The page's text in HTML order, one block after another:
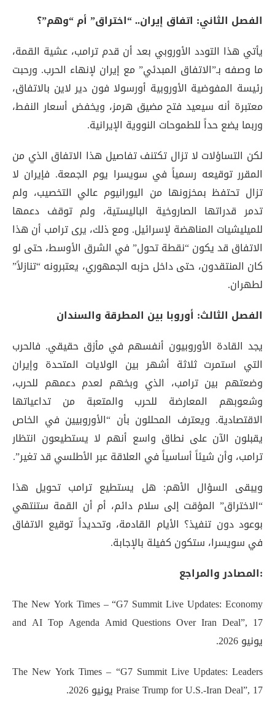
الفصل الثاني: اتفاق إيران.. “اختراق” أم “وهم”؟
يأتي هذا التودد الأوروبي بعد أن قدم ترامب، عشية القمة،
ما وصفه بـ”الاتفاق المبدئي” مع إيران لإنهاء الحرب. ورحبت
رئيسة المفوضية الأوروبية أورسولا فون دير لاين بالاتفاق،
معتبرة أنه سيعيد فتح مضيق هرمز، ويخفض أسعار النفط،
وربما يضع حداً للطموحات النووية الإيرانية.
لكن التساؤلات لا تزال تكتنف تفاصيل هذا الاتفاق الذي من
المقرر توقيعه رسمياً في سويسرا يوم الجمعة. فإيران لا
تزال تحتفظ بمخزونها من اليورانيوم عالي التخصيب، ولم
تدمر قدراتها الصاروخية الباليستية، ولم توقف دعمها
للميليشيات المناهضة لإسرائيل. ومع ذلك، يرى ترامب أن هذا
الاتفاق قد يكون “نقطة تحول” في الشرق الأوسط، حتى لو
كان المنتقدون، حتى داخل حزبه الجمهوري، يعتبرونه “تنازلاً”
لطهران.
الفصل الثالث: أوروبا بين المطرقة والسندان
يجد القادة الأوروبيون أنفسهم في مأزق حقيقي. فالحرب
التي استمرت ثلاثة أشهر بين الولايات المتحدة وإيران
وضعتهم بين ترامب، الذي وبخهم لعدم دعمهم للحرب،
وشعوبهم المعارضة للحرب والمتعبة من تداعياتها
الاقتصادية. ويعترف المحللون بأن “الأوروبيين في الخاص
يقبلون الآن على نطاق واسع أنهم لا يستطيعون انتظار
ترامب، وأن شيئاً أساسياً في العلاقة عبر الأطلسي قد تغير”.
ويبقى السؤال الأهم: هل يستطيع ترامب تحويل هذا
“الاختراق” المؤقت إلى سلام دائم، أم أن القمة ستنتهي
بوعود دون تنفيذ؟ الأيام القادمة، وتحديداً توقيع الاتفاق
في سويسرا، ستكون كفيلة بالإجابة.
:المصادر والمراجع
The New York Times – “G7 Summit Live Updates: Economy
and AI Top Agenda Amid Questions Over Iran Deal”, 17
يونيو 2026.
The New York Times – “G7 Summit Live Updates: Leaders
Praise Trump for U.S.-Iran Deal”, 17 يونيو 2026.